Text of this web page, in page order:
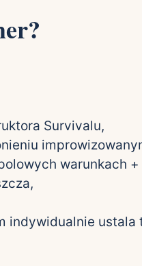
Survivalu,
warunkach
indywidualnie ustala